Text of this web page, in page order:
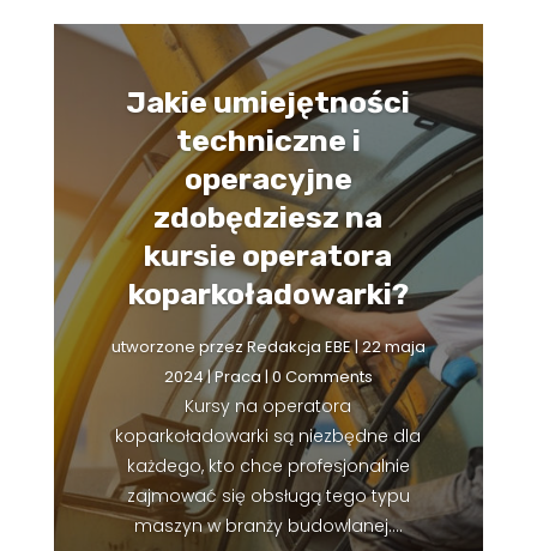
Jakie umiejętności
techniczne i
operacyjne
zdobędziesz na
kursie operatora
koparkoładowarki?
utworzone przezRedakcja EBE|22 maja
2024|Praca| 0 Comments
Kursy na operatora
koparkoładowarki są niezbędne dla
każdego, kto chce profesjonalnie
zajmować się obsługą tego typu
maszyn w branży budowlanej....